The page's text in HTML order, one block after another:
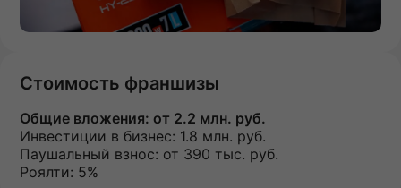
Стоимость франшизы
Общие вложения: от 2.2 млн. руб.
Инвестиции в бизнес: 1.8 млн. руб.
Паушальный взнос: от 390 тыс. руб.
Роялти: 5%